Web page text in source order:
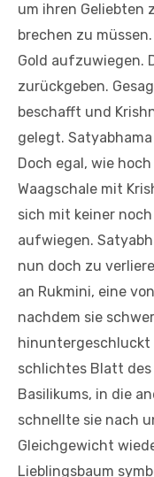
um ihren Geliebten
brechen zu
Gold aufzuwiegen.
zurückgeben.
beschafft und
gelegt.
Doch egal, wie
Waagschale mit
sich mit keiner
aufwiegen.
nun doch zu
an Rukmini, eine
nachdem sie
hinuntergeschluckt
schlichtes Blatt des
Basilikums, in die
schnellte sie nach
Gleichgewicht
Lieblingsbaum